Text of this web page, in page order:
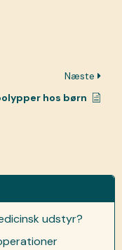
udstyr?
Næste
hos børn